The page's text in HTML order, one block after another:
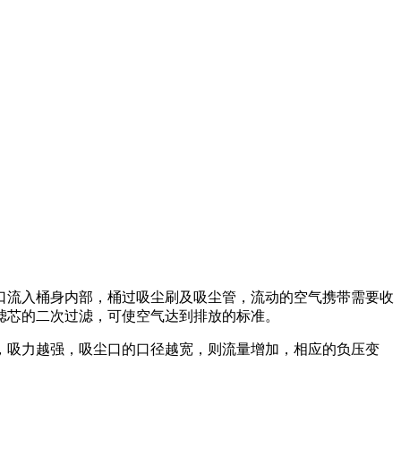
入桶身内部，桶过吸尘刷及吸尘管，流动的空气携带需要收
的二次过滤，可使空气达到排放的标准。
力越强，吸尘口的口径越宽，则流量增加，相应的负压变